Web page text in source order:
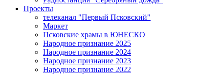
Проекты
телеканал "Первый Псковский"
Маркет
Псковские храмы в ЮНЕСКО
Народное признание 2025
Народное признание 2024
Народное признание 2023
Народное признание 2022